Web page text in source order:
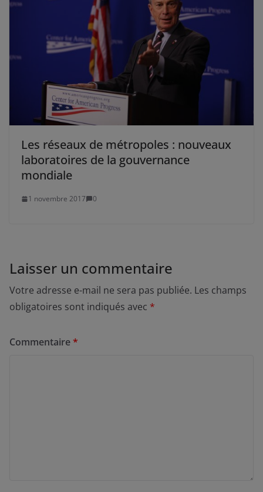
Les réseaux de métropoles : nouveaux
laboratoires de la gouvernance
mondiale
1 novembre 2017 0
Laisser un commentaire
Votre adresse e-mail ne sera pas publiée. Les champs
obligatoires sont indiqués avec *
Commentaire*